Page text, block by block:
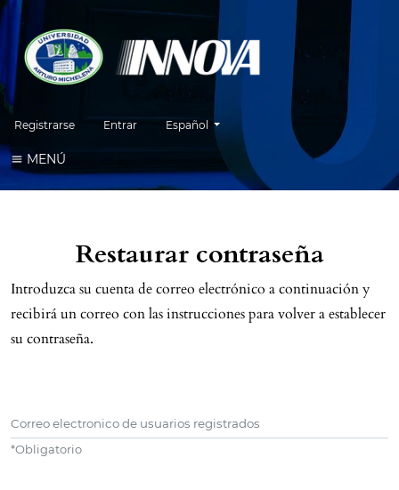
Registrarse Entrar Cambiar el idioma. El idioma actual es:
Español
MENÚ
Restaurar contraseña
Introduzca su cuenta de correo electrónico a continuación y
recibirá un correo con las instrucciones para volver a establecer
su contraseña.
Correo electronico de usuarios registrados
*Obligatorio